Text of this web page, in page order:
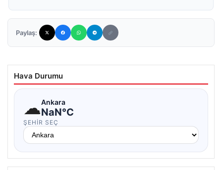
Paylaş:
Hava Durumu
☁Ankara
NaN°C
ŞEHIR SEÇ